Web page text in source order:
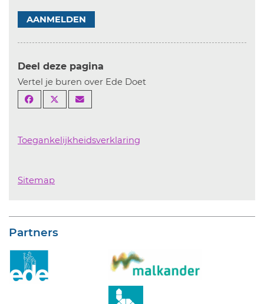
AANMELDEN
Deel deze pagina
Vertel je buren over Ede Doet
Toegankelijkheidsverklaring
Sitemap
Partners